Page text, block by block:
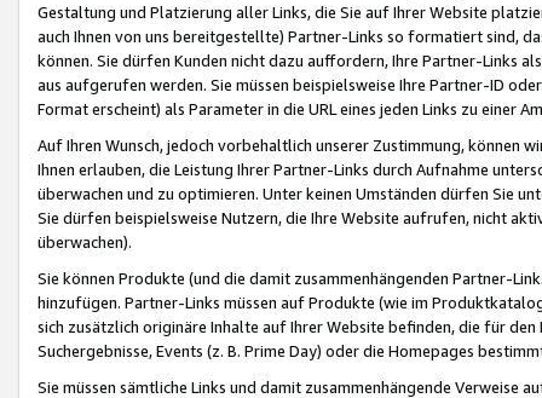
Gestaltung und Platzierung aller Links, die Sie auf Ihrer Website
auch Ihnen von uns bereitgestellte) Partner-Links so formatiert sind,
können. Sie dürfen Kunden nicht dazu auffordern, Ihre Partner-Links
aus aufgerufen werden. Sie müssen beispielsweise Ihre Partner-ID
Format erscheint) als Parameter in die URL eines jeden Links zu einer
Auf Ihren Wunsch, jedoch vorbehaltlich unserer Zustimmung, können
Ihnen erlauben, die Leistung Ihrer Partner-Links durch Aufnahme
überwachen und zu optimieren. Unter keinen Umständen dürfen Sie
Sie dürfen beispielsweise Nutzern, die Ihre Website aufrufen, nicht
überwachen).
Sie können Produkte (und die damit zusammenhängenden Partner-
hinzufügen. Partner-Links müssen auf Produkte (wie im
sich zusätzlich originäre Inhalte auf Ihrer Website befinden, die für
Suchergebnisse, Events (z. B. Prime Day) oder die Homepages
Sie müssen sämtliche Links und damit zusammenhängende